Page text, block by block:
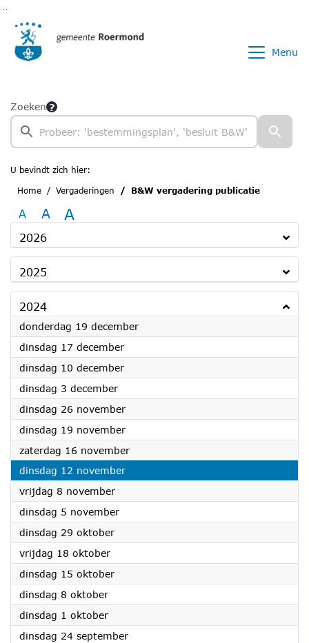
Menu
Zoeken
U bevindt zich hier:
Home
Vergaderingen B&W vergadering publicatie
A A A
2026
2025
2024
donderdag 19 december2024
dinsdag 17 december2024
dinsdag 10 december2024
dinsdag 3 december2024
dinsdag 26 november2024
dinsdag 19 november2024
zaterdag 16 november2024
dinsdag 12 november2024
vrijdag 8 november2024
dinsdag 5 november2024
dinsdag 29 oktober2024
vrijdag 18 oktober2024
dinsdag 15 oktober2024
dinsdag 8 oktober2024
dinsdag 1 oktober2024
dinsdag 24 september2024